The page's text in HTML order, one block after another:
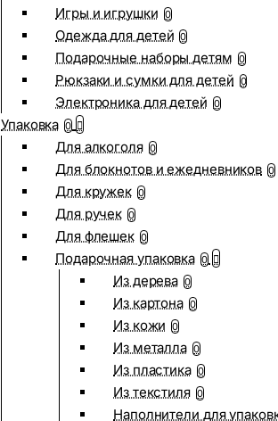
Игры и игрушки 0
Одежда для детей 0
Подарочные наборы детям 0
Рюкзаки и сумки для детей 0
Электроника для детей 0
Упаковка 0
Для алкоголя 0
Для блокнотов и ежедневников 0
Для кружек 0
Для ручек 0
Для флешек 0
Подарочная упаковка 0
Из дерева 0
Из картона 0
Из кожи 0
Из металла 0
Из пластика 0
Из текстиля 0
Наполнители для